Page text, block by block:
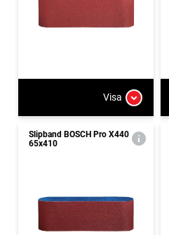
Visa
Slipband BOSCH Pro X440
65x410